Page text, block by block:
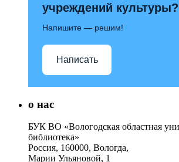
учреждений культуры?
Напишите — решим!
Написать
о нас
БУК ВО «Вологодская областная
библиотека»
Россия, 160000, Вологда,
Марии Ульяновой, 1